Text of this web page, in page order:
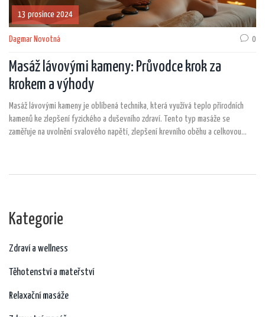
13 prosince 2024
Dagmar Novotná 0
Masáž lávovými kameny: Průvodce krok za
krokem a výhody
Masáž lávovými kameny je oblíbená technika, která využívá teplo přírodních
kamenů ke zlepšení fyzického a duševního zdraví. Tento typ masáže se
zaměřuje na uvolnění svalového napětí, zlepšení krevního oběhu a celkovou
Kategorie
Zdraví a wellness
Těhotenství a mateřství
Relaxační masáže